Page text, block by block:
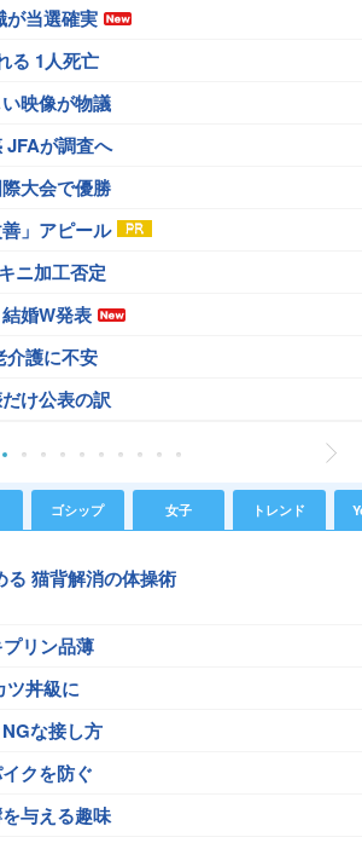
が当選確実
る 1人死亡
映像が物議
JFAが調査へ
大会で優勝
」アピール
ニ加工否定
婚W発表
介護に不安
け公表の訳
ゴシップ 女子 トレンド
る 猫背解消の体操術
リン品薄
ツ丼級に
な接し方
クを防ぐ
与える趣味